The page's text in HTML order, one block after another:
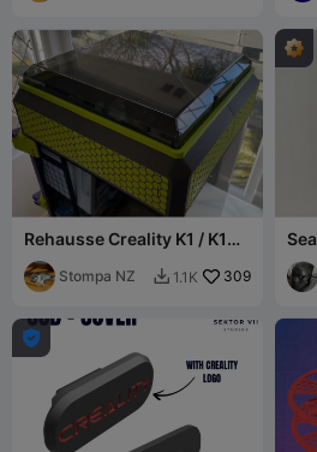
Rehausse Creality K1 / K1C /
Capot supérieur à évents
magnétiques
Stompa NZ  1.1K 309
